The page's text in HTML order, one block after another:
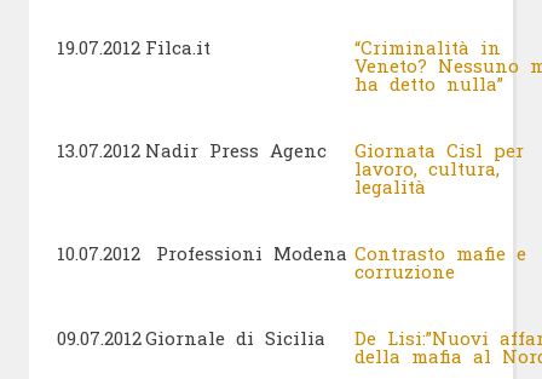
19.07.2012 Filca.it “Criminalità in
Veneto? Nessuno
ha detto nulla”
13.07.2012 Nadir Press Agenc Giornata Cisl per
lavoro, cultura,
legalità
10.07.2012 Professioni Modena Contrasto mafie e
corruzione
09.07.2012Giornale di Sicilia De Lisi:”Nuovi
della mafia al